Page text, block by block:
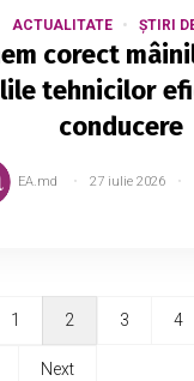
ACTUALITATE ȘTIRI
corect
tehnicilor
conducere
EA.md 27 iulie 2026
1 2 3 4
Next